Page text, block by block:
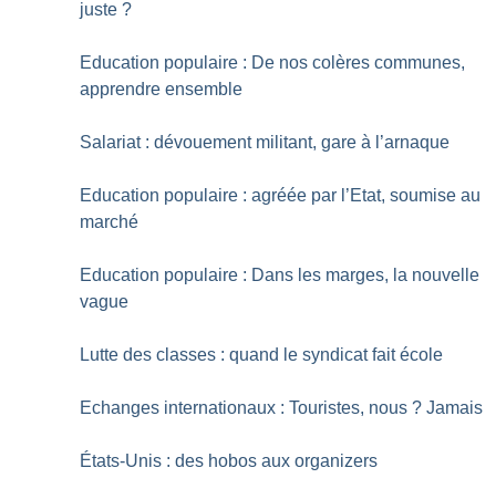
juste ?
Education populaire : De nos colères communes,
apprendre ensemble
Salariat : dévouement militant, gare à l’arnaque
Education populaire : agréée par l’Etat, soumise au
marché
Education populaire : Dans les marges, la nouvelle
vague
Lutte des classes : quand le syndicat fait école
Echanges internationaux : Touristes, nous ? Jamais
États-Unis : des hobos aux organizers